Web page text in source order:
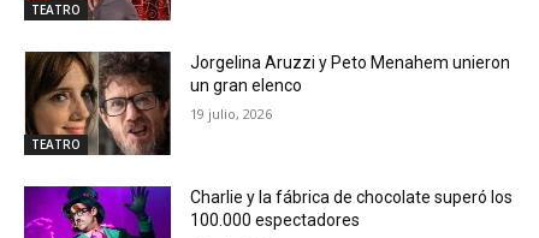
TEATRO
TEATRO
Jorgelina Aruzzi y Peto Menahem unieron
un gran elenco
19 julio, 2026
Charlie y la fábrica de chocolate superó los
100.000 espectadores